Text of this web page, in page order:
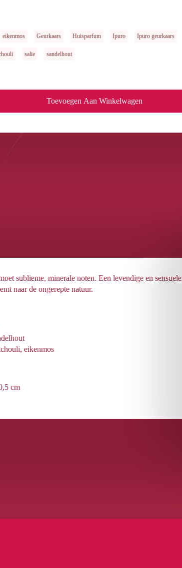
eikenmos Geurkaars Huisparfum Ipuro Ipuro geurkaars
salie sandelhout
Toevoegen Aan Winkelwagen
sublieme, minerale noten. Een levendige en sensuele
naar de ongerepte natuur.
eikenmos
cm